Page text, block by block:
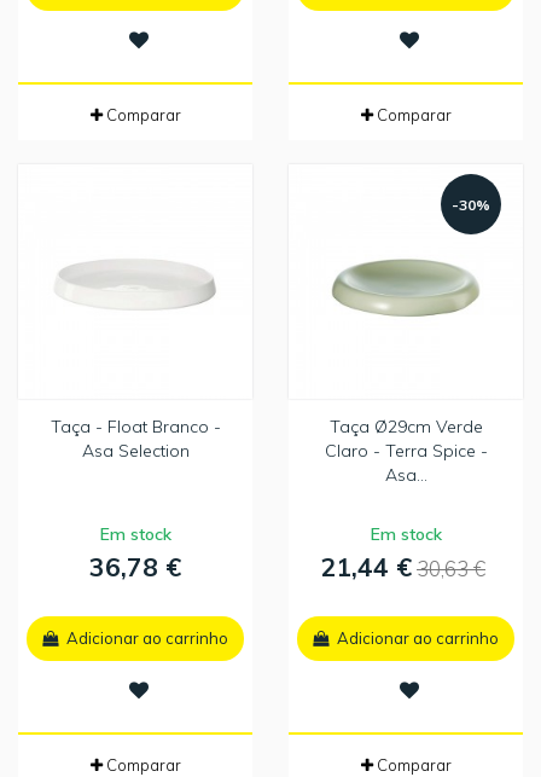
Comparar Comparar
Taça - Float Branco -
Asa Selection
Em stock
36,78 €
Adicionar ao carrinho
Comparar
-30%
Taça Ø29cm Verde
Claro - Terra Spice -
Asa...
Em stock
21,44 €30,63 €
Adicionar ao carrinho
Comparar